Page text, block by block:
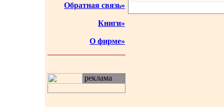
Обратная связь»
Книги»
О фирме»
реклама